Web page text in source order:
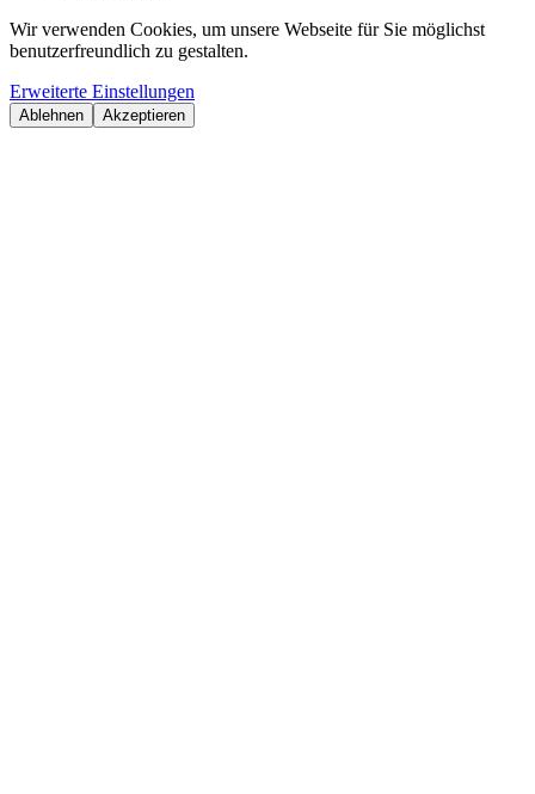
Wir verwenden Cookies, um unsere Webseite für Sie möglichst
benutzerfreundlich zu gestalten.
Erweiterte Einstellungen
Ablehnen Akzeptieren